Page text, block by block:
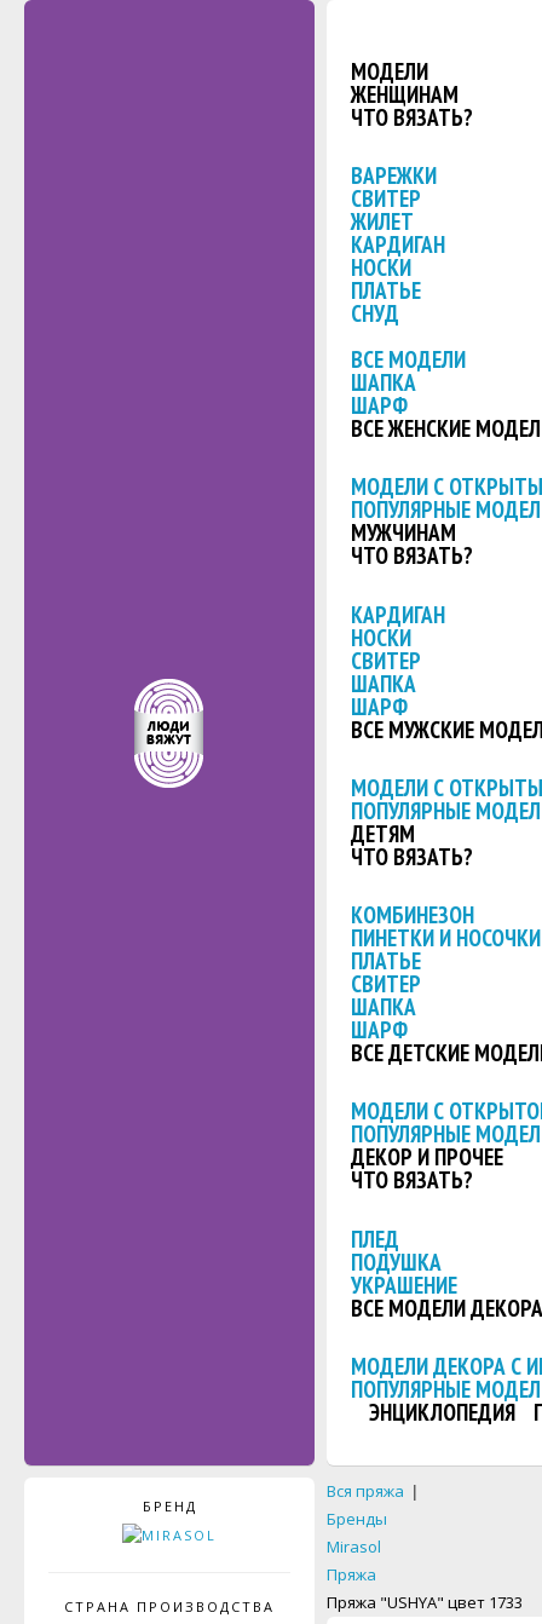
МОДЕЛИ
ЖЕНЩИНАМ
ЧТО ВЯЗАТЬ?
ВАРЕЖКИ
СВИТЕР
ЖИЛЕТ
КАРДИГАН
НОСКИ
ПЛАТЬЕ
СНУД
ВСЕ МОДЕЛИ
ШАПКА
ШАРФ
ВСЕ ЖЕНСКИЕ
МОДЕЛИ С
ПОПУЛЯРНЫЕ
МУЖЧИНАМ
ЧТО ВЯЗАТЬ?
КАРДИГАН
НОСКИ
СВИТЕР
ШАПКА
ШАРФ
ВСЕ МУЖСКИЕ
МОДЕЛИ С
ПОПУЛЯРНЫЕ
ДЕТЯМ
ЧТО ВЯЗАТЬ?
КОМБИНЕЗОН
ПИНЕТКИ И НОСОЧКИ
ПЛАТЬЕ
СВИТЕР
ШАПКА
ШАРФ
ВСЕ ДЕТСКИЕ
МОДЕЛИ С
ПОПУЛЯРНЫЕ
ДЕКОР И ПРОЧЕЕ
ЧТО ВЯЗАТЬ?
ПЛЕД
ПОДУШКА
УКРАШЕНИЕ
ВСЕ МОДЕЛИ ДЕКОРА
МОДЕЛИ ДЕКОРА С
ПОПУЛЯРНЫЕ
ЭНЦИКЛОПЕДИЯ
БРЕНД
СТРАНА ПРОИЗВОДСТВА
Вся пряжа |
Бренды
Mirasol
Пряжа
Пряжа "USHYA" цвет 1733